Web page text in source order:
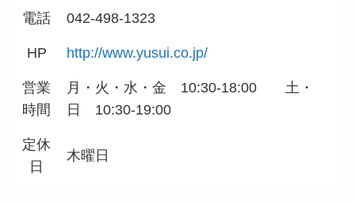
電話 042-498-1323
HP http://www.yusui.co.jp/
営業
時間
月・火・水・金 10:30-18:00 土・
日 10:30-19:00
定休
日
木曜日